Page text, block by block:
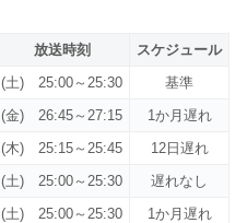
放送時刻
スケジュール
(土) 25:00～25:30
基準
(金) 26:45～27:15
1か月遅れ
(木) 25:15～25:45
12日遅れ
(土) 25:00～25:30
遅れなし
(土) 25:00～25:30
1か月遅れ